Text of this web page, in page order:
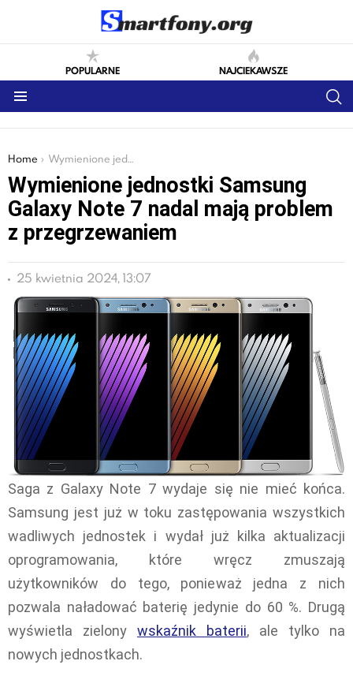
POPULARNE NAJCIEKAWSZE
You are here:
Home Wymienione jednostki Samsung Galaxy Note 7 nadal mają problem z przegrzewaniem
Wymienione jednostki Samsung
Galaxy Note 7 nadal mają problem
z przegrzewaniem
25 kwietnia 2024, 13:07
Saga z Galaxy Note 7 wydaje się nie mieć końca.
Samsung jest już w toku zastępowania wszystkich
wadliwych jednostek i wydał już kilka aktualizacji
oprogramowania, które wręcz zmuszają
użytkowników do tego, ponieważ jedna z nich
pozwala naładować baterię jedynie do 60 %. Drugą
wyświetla zielony wskaźnik baterii, ale tylko na
nowych jednostkach.